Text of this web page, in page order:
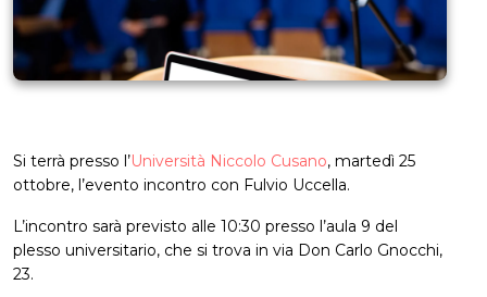
Si terrà presso l’Università Niccolo Cusano, martedì 25
ottobre, l’evento incontro con Fulvio Uccella.
L’incontro sarà previsto alle 10:30 presso l’aula 9 del
plesso universitario, che si trova in via Don Carlo Gnocchi,
23.